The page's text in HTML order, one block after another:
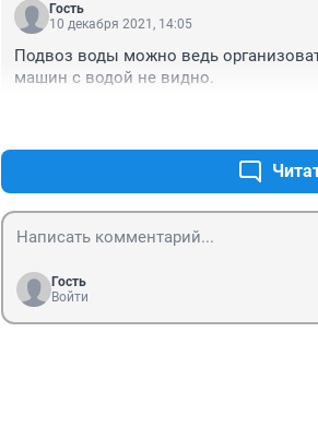
Гость
10 декабря 2021, 14:05
Подвоз воды можно ведь
машин с водой не видно.
Гость
Войти